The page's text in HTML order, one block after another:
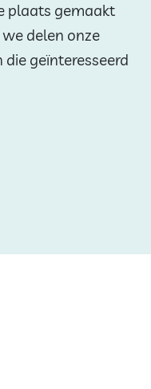
plaats gemaakt
delen onze
geïnteresseerd